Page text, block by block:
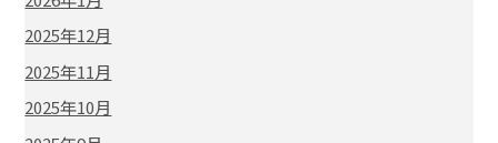
2025年12月
2025年11月
2025年10月